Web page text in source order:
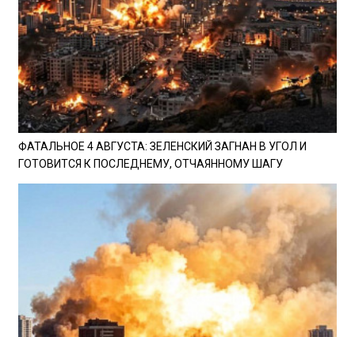
ФАТАЛЬНОЕ 4 АВГУСТА: ЗЕЛЕНСКИЙ ЗАГНАН В УГОЛ И
ГОТОВИТСЯ К ПОСЛЕДНЕМУ, ОТЧАЯННОМУ ШАГУ